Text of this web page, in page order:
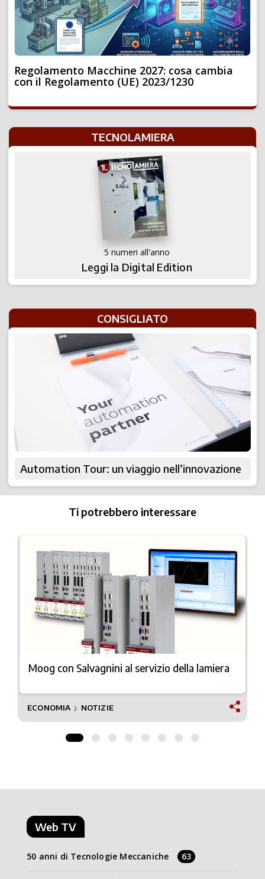
Regolamento Macchine 2027: cosa cambia
con il Regolamento (UE) 2023/1230
TECNOLAMIERA
5 numeri all'anno
Leggi la Digital Edition
CONSIGLIATO
Automation Tour: un viaggio nell’innovazione
Ti potrebbero interessare
Moog con Salvagnini al servizio della lamiera
ECONOMIA ❯ NOTIZIE
Web TV
50 anni di Tecnologie Meccaniche 63